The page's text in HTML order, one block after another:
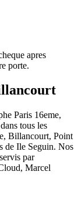
apres
porte.
Paris 16eme,
tous les
Billancourt, Point
de Ile Seguin. Nos
par
Marcel